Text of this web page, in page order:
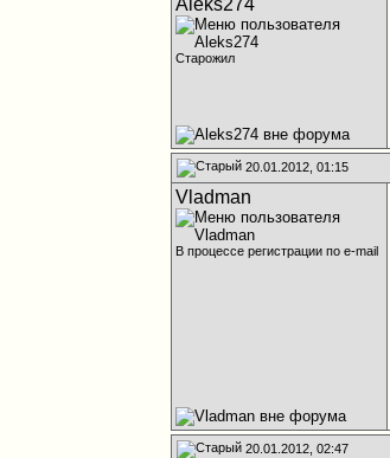
Aleks274
Старожил
20.01.2012, 01:15
Vladman
В процессе регистрации по e-mail
20.01.2012, 02:47